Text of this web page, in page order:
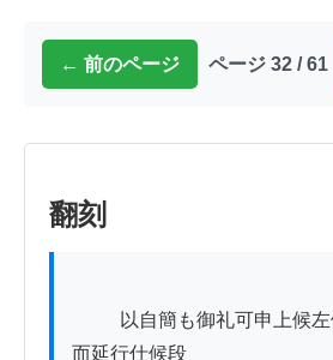
← 前のページ ページ 32 / 61
翻刻
而延行仕候段